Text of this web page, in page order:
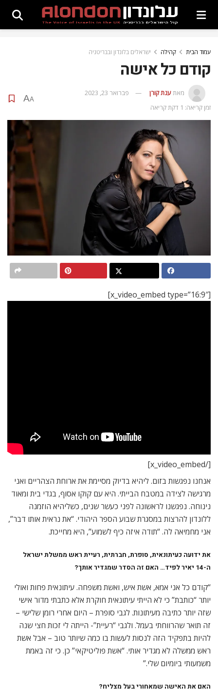
עמוד הבית קהילה ישראלים בלונדון ובבריטניה
קודם כל אישה
מאתענת קורן
פברואר 23, 2023
זמן קריאה: 1 דקת קריאה
A
A
[x_video_embed type=”16:9″]
[/x_video_embed]
אנחנו נפגשות בזום. ליהיא בדיוק מסיימת את ארוחת הצהריים ואני
מרגישה לצידה במטבח הבייתי. היא עם קוקו אסוף, בגדי בית ומאוד
נינוחה. נפגשנו לראשונה לפני כעשר שנים, כשליהיא הוזמנה
ללונדון להרצות במסגרת שבוע הספר היהודי. “את נראית אותו דבר”,
אני מחמיאה לה. “תודה איזה כיף לשמוע”, היא מחייכת.
את ידועה כעיתונאית, סופרת, חברתית, רעיית ראש ממשלת ישראל
ה-14 יאיר לפיד… האם זה הסדר שמגדיר אותך?
“קודם כל אני אמא, אשת איש, ואשת משפחה. עיתונאית פחות ואולי
יותר “כותבת” כי לא הייתי עיתונאית חוקרת אלא כתבתי מדור אישי
שזה יותר כתיבה מעיתונות. לגבי סופרת – היום אחרי רומן שלישי –
זה תואר שהרווחתי בעמל. ולגבי “רעיית”- הייתה לי זכות חצי שנה
להיות בתפקיד הזה לנסות לעשות בו כמה שיותר טוב – אבל אשת
ראש ממשלה לא מגדיר אותי. “אשת פוליטיקאי” כן. כי זה באמת
משמעותי ביומיום שלי.”
האם את האישה שמאחורי בעל מצליח?